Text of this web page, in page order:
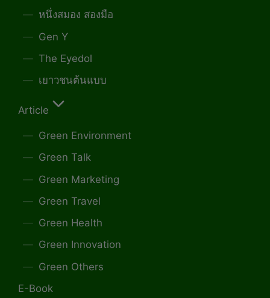
หนึ่งสมอง สองมือ
Gen Y
The Eyedol
เยาวชนต้นแบบ
Article
Green Environment
Green Talk
Green Marketing
Green Travel
Green Health
Green Innovation
Green Others
E-Book